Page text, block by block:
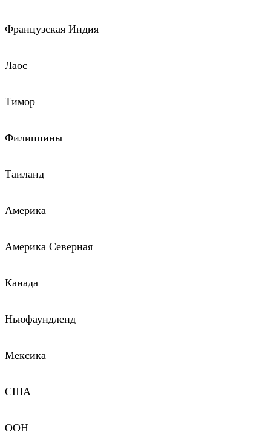
Французская Индия
Лаос
Тимор
Филиппины
Таиланд
Америка
Америка Северная
Канада
Ньюфаундленд
Мексика
США
ООН